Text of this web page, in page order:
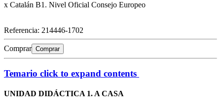
x Catalán B1. Nivel Oficial Consejo Europeo
Referencia: 214446-1702
Comprar Comprar
Temario click to expand contents
UNIDAD DIDÁCTICA 1. A CASA